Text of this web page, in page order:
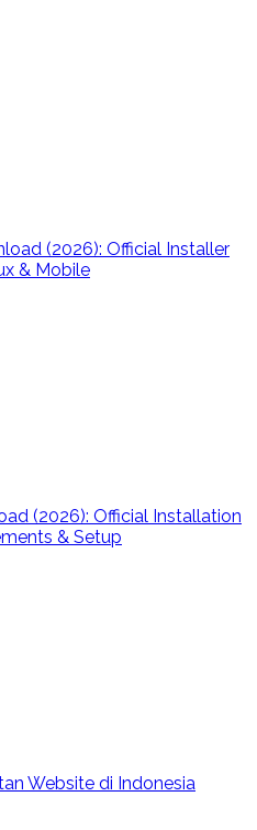
(2026): Official Installer
& Mobile
(2026): Official Installation
& Setup
Website di Indonesia